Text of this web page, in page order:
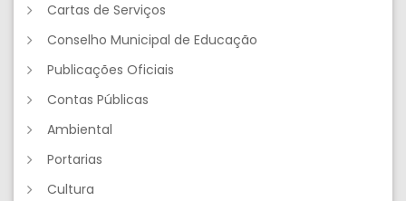
Cartas de Serviços
Conselho Municipal de Educação
Publicações Oficiais
Contas Públicas
Ambiental
Portarias
Cultura